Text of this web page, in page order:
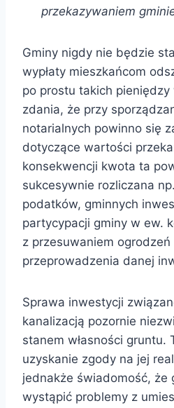
przekazywaniem
Gminy nigdy nie będzie
wypłaty mieszkańcom
po prostu takich
zdania, że przy
notarialnych powinno się
dotyczące wartości
konsekwencji kwota ta
sukcesywnie rozliczana
podatków, gminnych
partycypacji gminy w ew.
z przesuwaniem ogrodzeń
przeprowadzenia danej
Sprawa inwestycji
kanalizacją pozornie
stanem własności gruntu.
uzyskanie zgody na jej
jednakże świadomość, że
wystąpić problemy z